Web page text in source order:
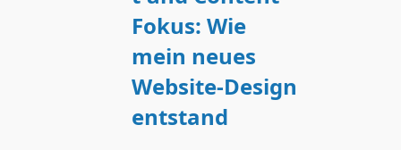
Fokus: Wie
mein neues
Website-Design
entstand